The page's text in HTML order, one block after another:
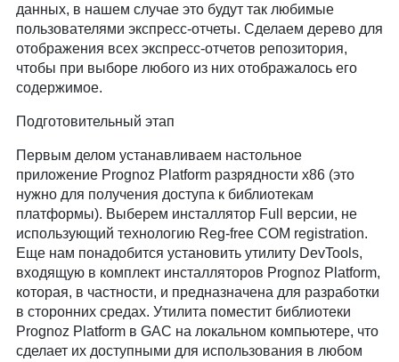
данных, в нашем случае это будут так любимые
пользователями экспресс-отчеты. Сделаем дерево для
отображения всех экспресс-отчетов репозитория,
чтобы при выборе любого из них отображалось его
содержимое.
Подготовительный этап
Первым делом устанавливаем настольное
приложение Prognoz Platform разрядности x86 (это
нужно для получения доступа к библиотекам
платформы). Выберем инсталлятор Full версии, не
использующий технологию Reg-free COM registration.
Еще нам понадобится установить утилиту DevTools,
входящую в комплект инсталляторов Prognoz Platform,
которая, в частности, и предназначена для разработки
в сторонних средах. Утилита поместит библиотеки
Prognoz Platform в GAC на локальном компьютере, что
сделает их доступными для использования в любом